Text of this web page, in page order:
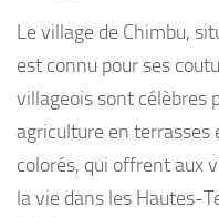
Le village de Chimbu,
est connu pour ses
villageois sont célèbres
agriculture en
colorés, qui offrent aux
la vie dans les Hautes-